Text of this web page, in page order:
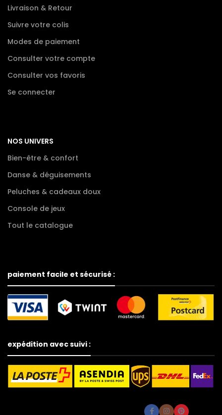
Livraison & Retour
Suivre votre colis
Modes de paiement
Consulter votre compte
Consulter vos favoris
Se connecter
NOS UNIVERS
Bien-être & confort
Danse & déguisements
Peluches & cadeaux doux
Console de jeux
Tout le catalogue
paiement facile et sécurisé :
expédition avec suivi :